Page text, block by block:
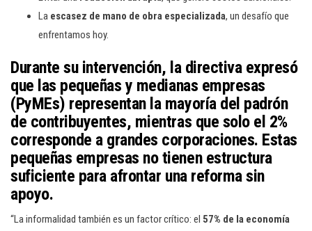
La escasez de mano de obra especializada, un desafío que
enfrentamos hoy.
Durante su intervención, la directiva expresó
que las pequeñas y medianas empresas
(PyMEs) representan la mayoría del padrón
de contribuyentes, mientras que solo el 2%
corresponde a grandes corporaciones. Estas
pequeñas empresas no tienen estructura
suficiente para afrontar una reforma sin
apoyo.
“La informalidad también es un factor crítico: el 57% de la economía